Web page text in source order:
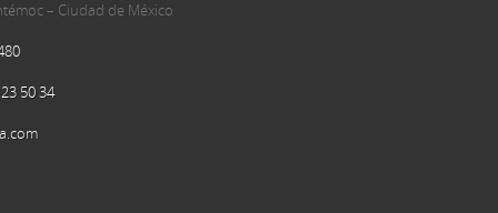
– Ciudad de México
50 34